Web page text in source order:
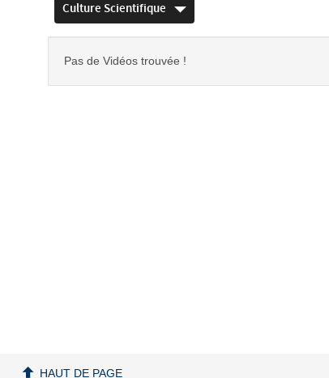
Culture Scientifique
Pas de Vidéos trouvée !
HAUT DE PAGE